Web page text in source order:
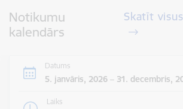
Notikumu
kalendārs
Skatīt
Datums
5. janvāris, 2026 – 31. decembris,
Laiks